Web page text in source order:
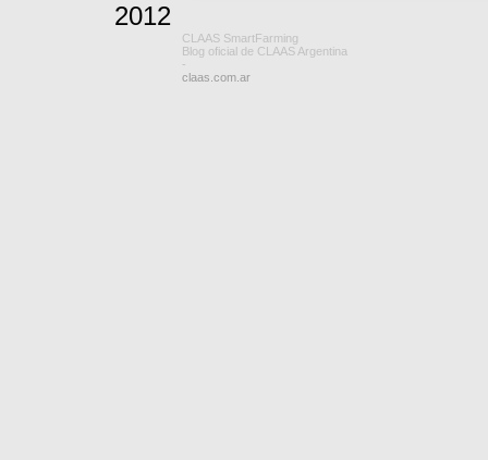
2012
CLAAS SmartFarming
Blog oficial de CLAAS Argentina
-
claas.com.ar